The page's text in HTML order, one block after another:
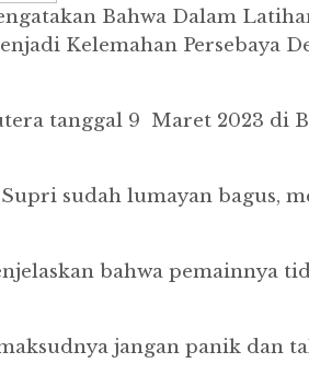
Bahwa Dalam
Kelemahan Persebaya
tanggal 9 Maret 2023 di
sudah lumayan bagus,
bahwa pemainnya
jangan panik dan